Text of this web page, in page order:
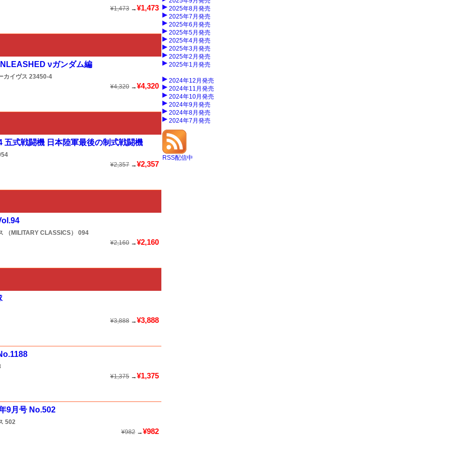
¥1,473 →¥1,473
νガンダム編
カイヴス 23450-4
¥4,320 →¥4,320
五式戦闘機 日本陸軍最後の制式戦闘機
¥2,357 →¥2,357
（MILITARY CLASSICS）
094
¥2,160 →¥2,160
¥3,888 →¥3,888
¥1,375 →¥1,375
9月号 No.502
502
¥982 →¥982
2025年8月発売
2025年7月発売
2025年6月発売
2025年5月発売
2025年4月発売
2025年3月発売
2025年2月発売
2025年1月発売
2024年12月発売
2024年11月発売
2024年10月発売
2024年9月発売
2024年8月発売
2024年7月発売
RSS配信中